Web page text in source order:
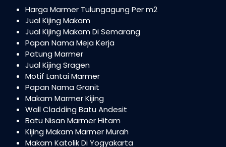
Harga Marmer Tulungagung Per m2
Jual Kijing Makam
Jual Kijing Makam Di Semarang
Papan Nama Meja Kerja
Patung Marmer
Jual Kijing Sragen
Motif Lantai Marmer
Papan Nama Granit
Makam Marmer Kijing
Wall Cladding Batu Andesit
Batu Nisan Marmer Hitam
Kijing Makam Marmer Murah
Makam Katolik Di Yogyakarta